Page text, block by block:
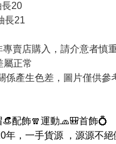
20
長21
賣店購入，請介意者慎重
屬正常
產生色差，圖片僅供參
配飾🧣運動🧢🎒首飾💍
，一手貨源 ，源源不絕